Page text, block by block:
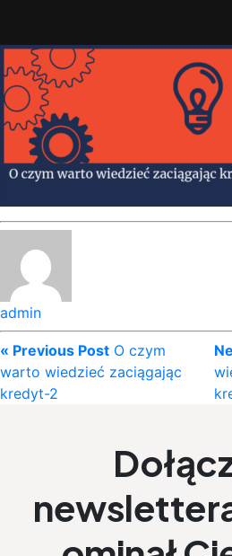
admin
« Previous Post O czym
warto wiedzieć zaciągając
kredyt-2